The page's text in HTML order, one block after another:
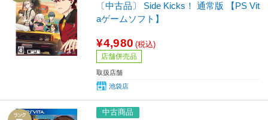
〔中古品〕 Side Kicks！ 通常版 【PS Vit
aゲームソフト】
¥4,980 (税込)
店舗併売品
取扱店舗
池袋店
中古商品